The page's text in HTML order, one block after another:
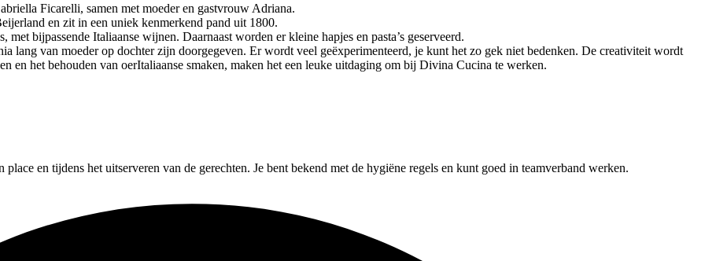
Ficarelli, samen met moeder en gastvrouw Adriana.
en zit in een uniek kenmerkend pand uit 1800.
bijpassende Italiaanse wijnen. Daarnaast worden er kleine hapjes en pasta’s geserveerd.
lang van moeder op dochter zijn doorgegeven. Er wordt veel geëxperimenteerd, je kunt het zo gek niet bedenken. De creativiteit wordt
en het behouden van oerItaliaanse smaken, maken het een leuke uitdaging om bij Divina Cucina te werken.
en tijdens het uitserveren van de gerechten. Je bent bekend met de hygiëne regels en kunt goed in teamverband werken.